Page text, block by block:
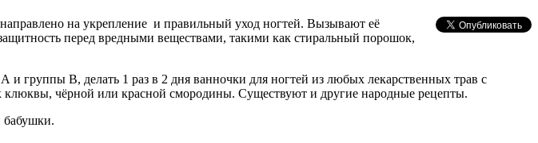
на укрепление и правильный уход ногтей. Вызывают её
перед вредными веществами, такими как стиральный порошок,
группы В, делать 1 раз в 2 дня ванночки для ногтей из любых лекарственных трав с
чёрной или красной смородины. Существуют и другие народные рецепты.
бабушки.